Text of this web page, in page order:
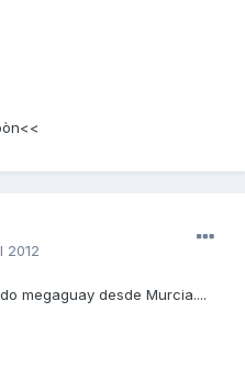
2012
megaguay desde Murcia....